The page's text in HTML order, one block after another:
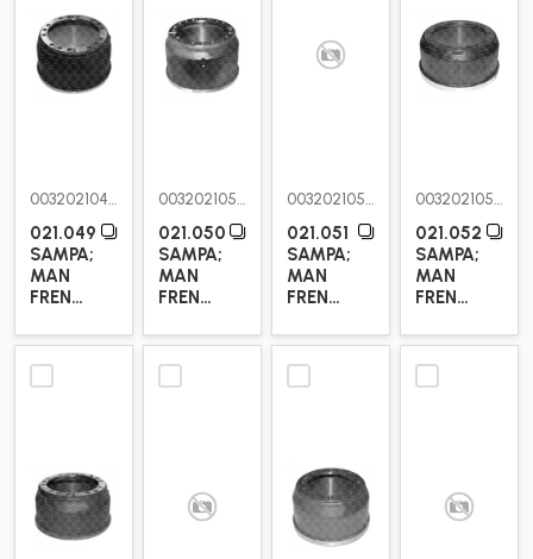
0032021049
021.049
SAMPA;
MAN
FREN
0032021050
021.050
SAMPA;
MAN
FREN
0032021051
021.051
SAMPA;
MAN
FREN
0032021052
021.052
SAMPA;
MAN
FREN